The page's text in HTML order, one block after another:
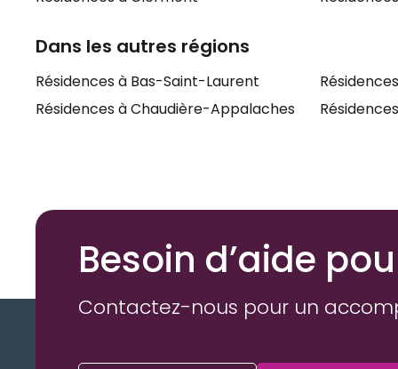
Dans les autres régions
Résidences à Bas-Saint-Laurent
Résidences à Chaudière-Appalaches
Besoin d’aide
Contactez-nous pour un